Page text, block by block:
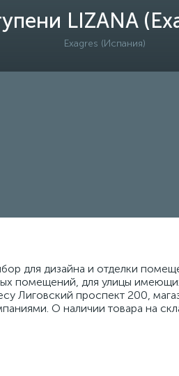
LIZANA
Exagres (Испания)
для дизайна и отделки
помещений, для улицы
Лиговский проспект 200,
О наличии товара на